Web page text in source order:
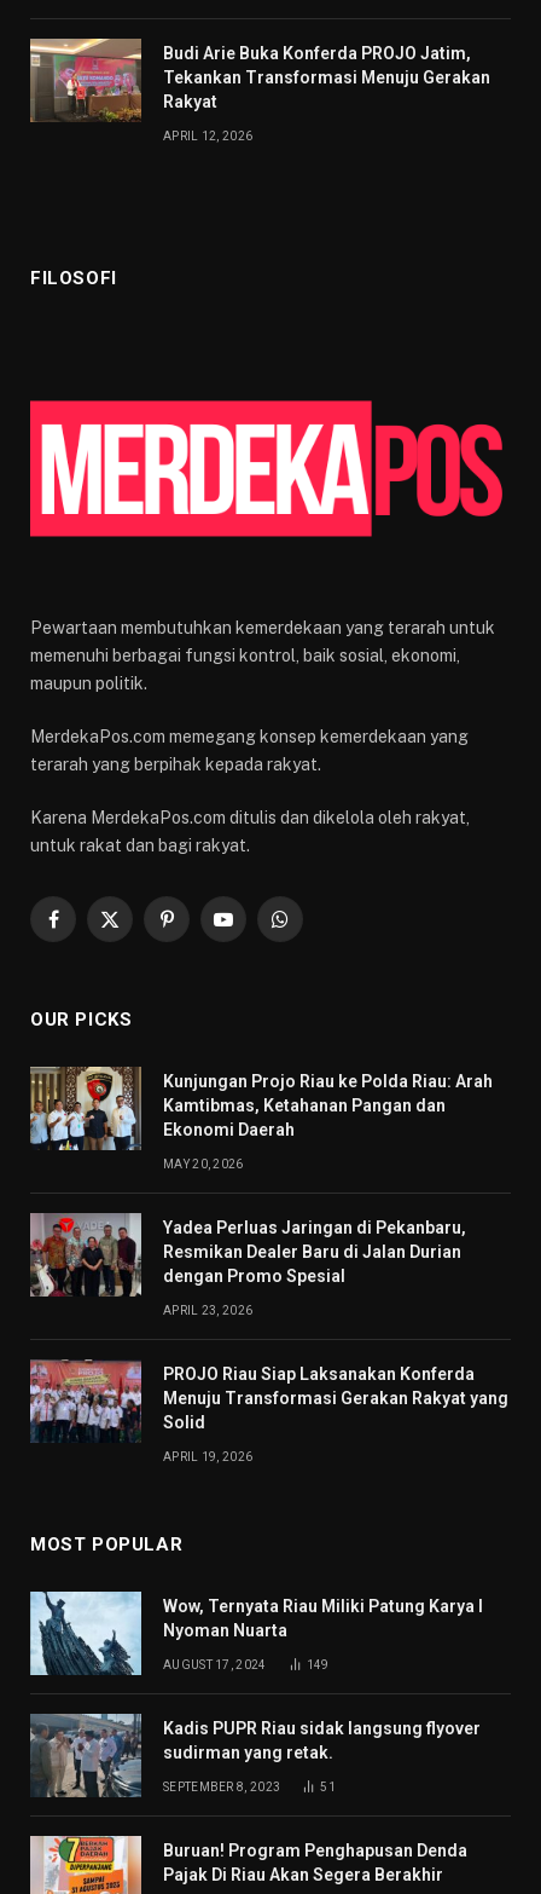
Budi Arie Buka Konferda PROJO Jatim,
Tekankan Transformasi Menuju Gerakan
Rakyat
APRIL 12, 2026
FILOSOFI
Pewartaan membutuhkan kemerdekaan yang terarah untuk
memenuhi berbagai fungsi kontrol, baik sosial, ekonomi,
maupun politik.
MerdekaPos.com memegang konsep kemerdekaan yang
terarah yang berpihak kepada rakyat.
Karena MerdekaPos.com ditulis dan dikelola oleh rakyat,
untuk rakat dan bagi rakyat.
Facebook
X
PinterestYouTubeWhatsApp
OUR PICKS
Kunjungan Projo Riau ke Polda Riau: Arah
Kamtibmas, Ketahanan Pangan dan
Ekonomi Daerah
MAY 20, 2026
Yadea Perluas Jaringan di Pekanbaru,
Resmikan Dealer Baru di Jalan Durian
dengan Promo Spesial
APRIL 23, 2026
PROJO Riau Siap Laksanakan Konferda
Menuju Transformasi Gerakan Rakyat yang
Solid
APRIL 19, 2026
MOST POPULAR
Wow, Ternyata Riau Miliki Patung Karya I
Nyoman Nuarta
AUGUST 17, 2024 149
Kadis PUPR Riau sidak langsung flyover
sudirman yang retak.
SEPTEMBER 8, 2023 51
Buruan! Program Penghapusan Denda
Pajak Di Riau Akan Segera Berakhir